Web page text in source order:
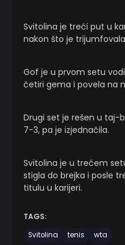
Svitolina je treći put u
nakon što je trijumfovala
Gof je u prvom setu
četiri gema i povela na
Drugi set je rešen u taj-
7-3, pa je izjednačila.
Svitolina je u trećem
stigla do brejka i posle
titulu u karijeri.
TAGS:
Svitolina
tenis wta